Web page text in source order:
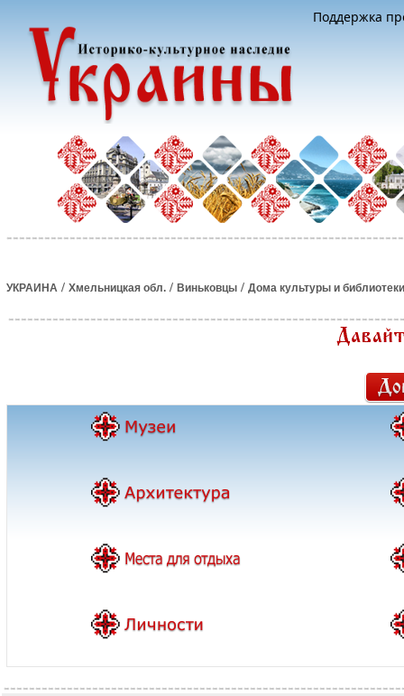
Поддержка
УКРАИНА / Хмельницкая обл. / Виньковцы / Дома культуры и библиотеки